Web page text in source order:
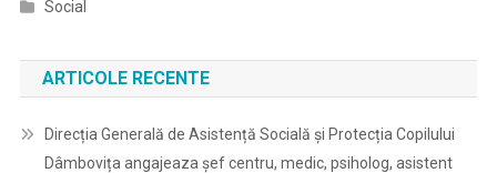
Social
ARTICOLE RECENTE
Direcția Generală de Asistență Socială și Protecția Copilului
Dâmbovița angajeaza șef centru, medic, psiholog, asistent